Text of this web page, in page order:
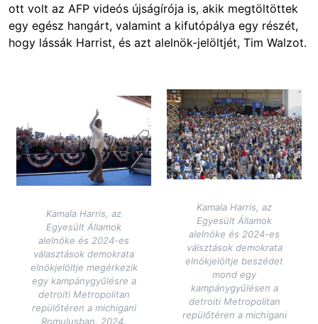
ott volt az AFP videós újságírója is, akik megtöltöttek
egy egész hangárt, valamint a kifutópálya egy részét,
hogy lássák Harrist, és azt alelnök-jelöltjét, Tim Walzot.
Kamala Harris, az
Egyesült Államok
alelnöke és 2024-es
választások demokrata
elnökjelöltje megérkezik
egy kampánygyűlésre a
detroiti Metropolitan
repülőtéren a michigani
Romulusban, 2024.
Image
Kamala Harris, az
Egyesült Államok
alelnöke és 2024-es
válsztások demokrata
elnökjelöltje beszédet
mond egy
kampánygyűlésen a
detroiti Metropolitan
repülőtéren a michigani